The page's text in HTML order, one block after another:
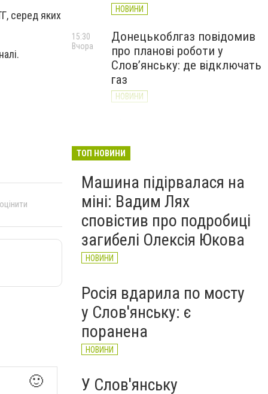
серед яких
🙂
НОВИНИ
Донецькоблгаз повідомив
про планові роботи у
Слов’янську: де відключать
газ
НОВИНИ
15:30
Вчора
долучилися до відбудови
НОВИНИ
ТОП НОВИНИ
Машина підірвалася на
міні: Вадим Лях
сповістив про подробиці
загибелі Олексія Юкова
НОВИНИ
Росія вдарила по мосту
у Слов'янську: є
поранена
НОВИНИ
У Слов'янську